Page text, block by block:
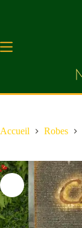
Accueil Robes